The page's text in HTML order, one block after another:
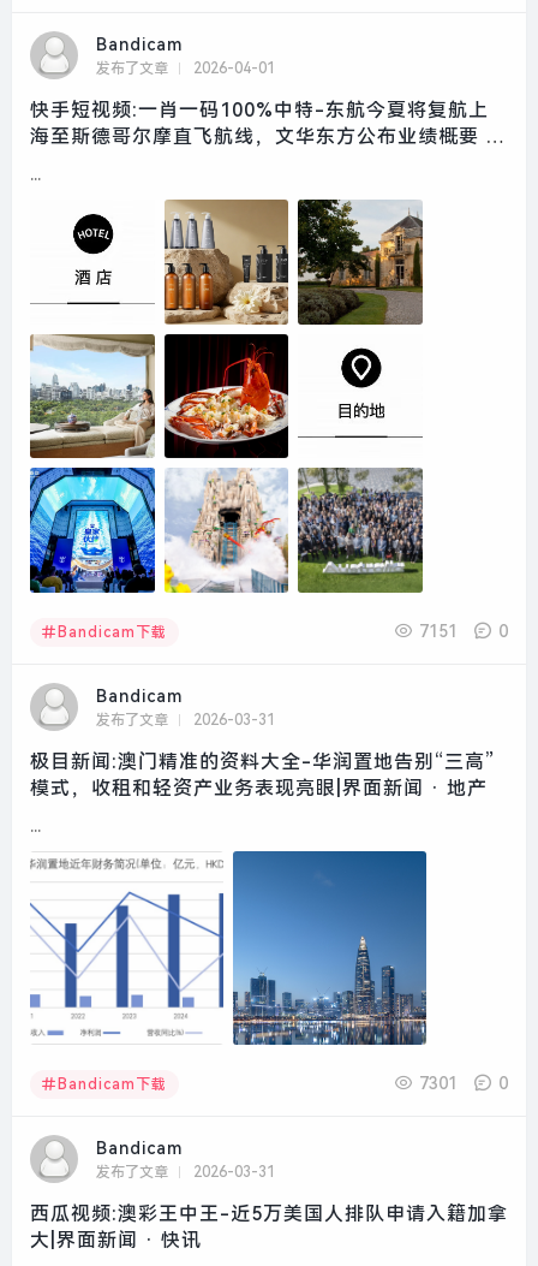
Bandicam
发布了文章 2026-04-01
快手短视频:一肖一码100%中特-东航今夏将复航上
海至斯德哥尔摩直飞航线，文华东方公布业绩概要 |
...
Bandicam下载 7151 0
Bandicam
发布了文章 2026-03-31
极目新闻:澳门精准的资料大全-华润置地告别“三高”
模式，收租和轻资产业务表现亮眼|界面新闻 · 地产
...
Bandicam下载 7301 0
Bandicam
发布了文章 2026-03-31
西瓜视频:澳彩王中王-近5万美国人排队申请入籍加拿
大|界面新闻 · 快讯